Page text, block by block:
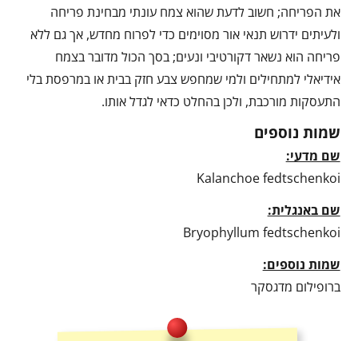
את הפריחה; חשוב לדעת שהוא צמח עונתי מבחינת פריחה
ולעיתים ידרוש תנאי אור מסוימים כדי לפרוח מחדש, אך גם ללא
פריחה הוא נשאר דקורטיבי ונעים; בסך הכול מדובר בצמח
אידיאלי למתחילים ולמי שמחפש צבע חזק בבית או במרפסת בלי
התעסקות מורכבת, ולכן בהחלט כדאי לגדל אותו.
שמות נוספים
שם מדעי:
Kalanchoe fedtschenkoi
שם באנגלית:
Bryophyllum fedtschenkoi
שמות נוספים:
ברופילום מדגסקר